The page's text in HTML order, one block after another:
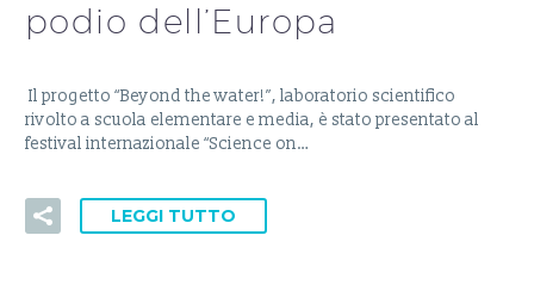
podio dell’Europa
Il progetto “Beyond the water!”, laboratorio scientifico
rivolto a scuola elementare e media, è stato presentato al
festival internazionale “Science on…
LEGGI TUTTO